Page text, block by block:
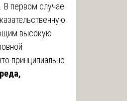
В первом случае
высокую
принципиально